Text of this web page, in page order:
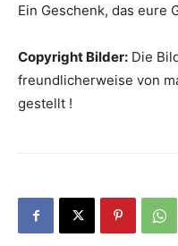
Ein Geschenk, das eure
Copyright Bilder: Die
freundlicherweise von
gestellt !